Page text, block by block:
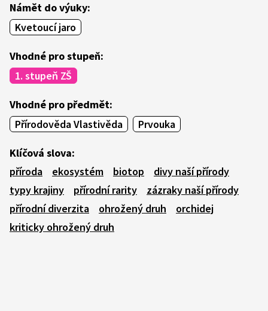
Námět do výuky:
Kvetoucí jaro
Vhodné pro stupeň:
1. stupeň ZŠ
Vhodné pro předmět:
Přírodověda Vlastivěda
Prvouka
Klíčová slova:
příroda
ekosystém biotop
divy naší přírody
typy krajiny
přírodní rarity
zázraky naší přírody
přírodní diverzita
ohrožený druh
orchidej
kriticky ohrožený druh